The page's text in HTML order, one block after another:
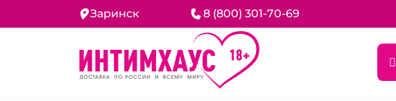
Заринск 8 (800) 301-70-69